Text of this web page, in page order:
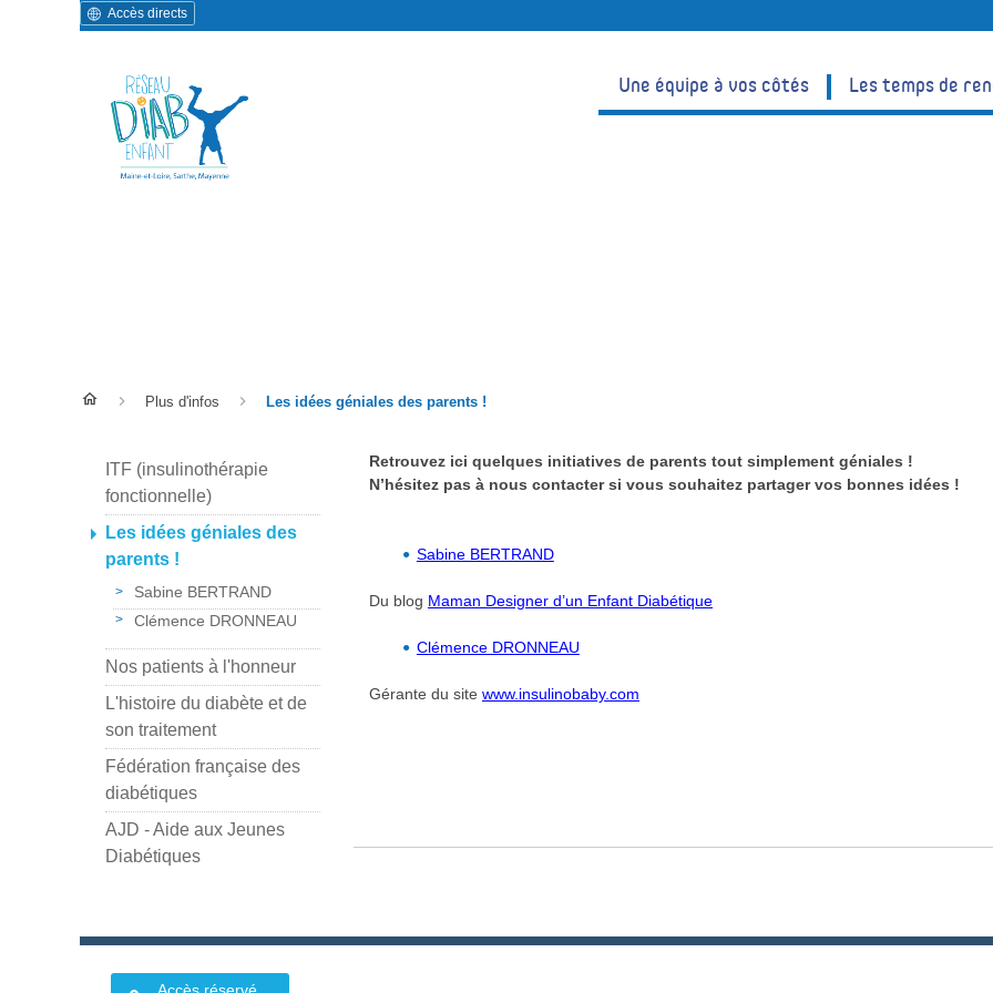
Accès directs
Une équipe à vos côtés Les temps de
Plus d'infos Les idées géniales des parents !
Retrouvez ici quelques initiatives de parents tout simplement géniales !
N’hésitez pas à nous contacter si vous souhaitez partager vos bonnes idées !
Sabine BERTRAND
Du blog Maman Designer d’un Enfant Diabétique
Clémence DRONNEAU
Gérante du site www.insulinobaby.com
ITF (insulinothérapie
fonctionnelle)
Les idées géniales des
parents !
Sabine BERTRAND
Clémence DRONNEAU
Nos patients à l'honneur
L'histoire du diabète et de
son traitement
Fédération française des
diabétiques
AJD - Aide aux Jeunes
Diabétiques